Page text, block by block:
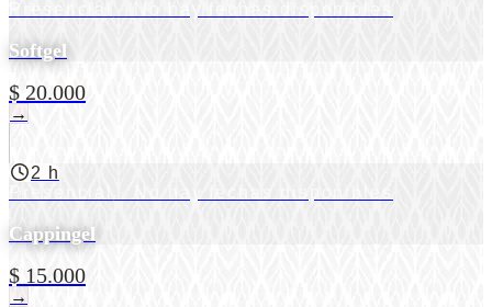
Softgel
$ 20.000
→
2 h
Cappingel
$ 15.000
→